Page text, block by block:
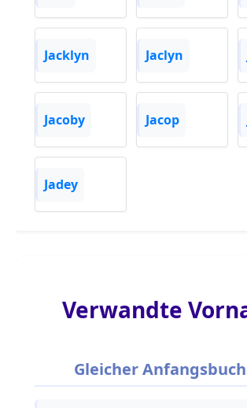
Jacklyn Jaclyn
Jacoby Jacop
Jadey
Verwandte
Gleicher